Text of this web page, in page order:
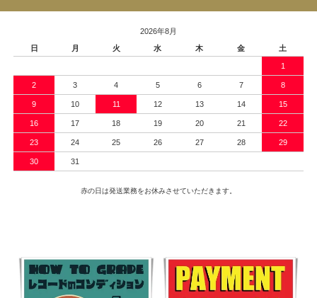
2026年8月
日
月 火 水 木 金 土
1
2 3 4 5 6 7 8
9 10 11 12 13 14 15
16 17 18 19 20 21 22
23 24 25 26 27 28 29
30 31
赤の日は発送業務をお休みさせていただきます。